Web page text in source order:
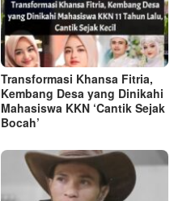
Transformasi Khansa Fitria,
Kembang Desa yang Dinikahi
Mahasiswa KKN ‘Cantik Sejak
Bocah’